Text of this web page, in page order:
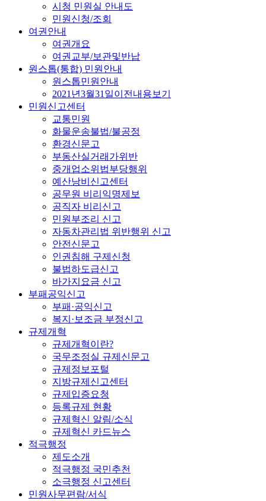
시청 민원실 안내도
민원신청/조회
여권안내
여권개요
여권교부/보관및반납
원스톱(통합) 민원안내
원스톱민원안내
2021년3월31일이전내용보기
민원신고센터
교통민원
화물운송불법/불공정
환경신문고
부동산실거래가위반
중개업소위법부당행위
예산낭비신고센터
공무원 비리익명제보
공직자 비리신고
민원부조리 신고
자동차관리법 위반행위 신고
안전신문고
인권침해 구제신청
불법하도급신고
바가지요금 신고
부패공익신고
부패·공익신고
복지·보조금 부정신고
규제개혁
규제개혁이란?
국무조정실 규제신문고
규제정보포털
지방규제신고센터
규제입증요청
등록규제 현황
규제혁신 알림/소식
규제혁신 카드뉴스
적극행정
제도소개
적극행정 국민추천
소극행정 신고센터
민원사무편람/서식